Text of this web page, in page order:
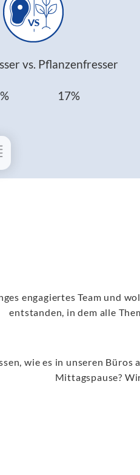
vs. Pflanzenfresser
17%
engagiertes Team und
entstanden, in dem alle
wie es in unseren Büros
Mittagspause?